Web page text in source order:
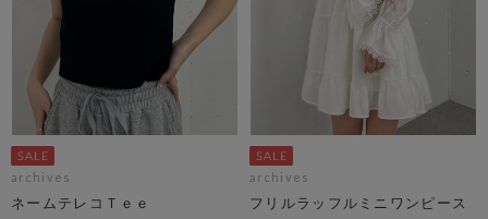
archives
ネームテレコＴｅｅ
archives
フリルラッフルミニワンピース